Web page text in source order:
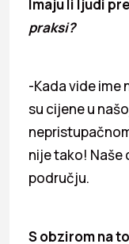
Imaju li ljudi
praksi?
-Kada vide ime
su cijene u
nije tako! Naše
području.
S obzirom na